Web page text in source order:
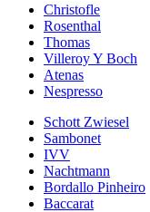
Christofle
Rosenthal
Thomas
Villeroy Y Boch
Atenas
Nespresso
Schott Zwiesel
Sambonet
IVV
Nachtmann
Bordallo Pinheiro
Baccarat